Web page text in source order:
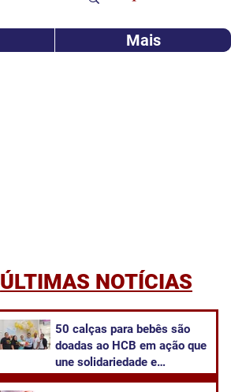
Mais
ÚLTIMAS NOTÍCIAS
50 calças para bebês são
doadas ao HCB em ação que
une solidariedade e